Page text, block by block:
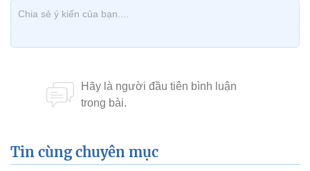
Tin cùng chuyên mục